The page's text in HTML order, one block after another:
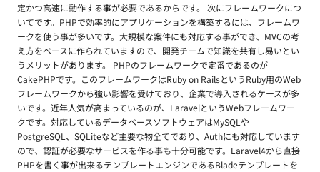
定かつ高速に動作する事が必要であるからです。 次にフレームワークにつ
いてです。PHPで効率的にアプリケーションを構築するには、フレームワ
ークを使う事が多いです。大規模な案件にも対応する事ができ、MVCの考
え方をベースに作られていますので、開発チームで知識を共有し易いとい
うメリットがあります。 PHPのフレームワークで定番であるのが
CakePHPです。このフレームワークはRuby on RailsというRuby用のWeb
フレームワークから強い影響を受けており、企業で導入されるケースが多
いです。近年人気が高まっているのが、LaravelというWebフレームワー
クです。対応しているデータベースソフトウェアはMySQLや
PostgreSQL、SQLiteなど主要な物全てであり、Authにも対応しています
ので、認証が必要なサービスを作る事も十分可能です。Laravel4から直接
PHPを書く事が出来るテンプレートエンジンであるBladeテンプレートを